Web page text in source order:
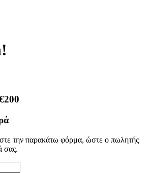
την παρακάτω φόρμα, ώστε ο πωλητής
σας.